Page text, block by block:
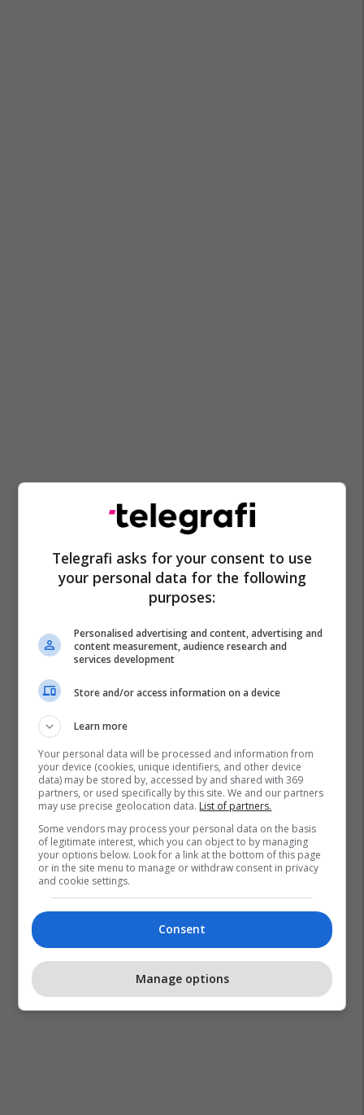
Mitrovica Lokale Spitali I Mitrovicës
Mitrovica
Reparti I Oftalmologjisë
Telegrafi asks for your consent to use
your personal data for the following
purposes:
Personalised advertising and content, advertising and
content measurement, audience research and
services development
Store and/or access information on a device
Learn more
Your personal data will be processed and information from
your device (cookies, unique identifiers, and other device
data) may be stored by, accessed by and shared with 369
partners, or used specifically by this site. We and our partners
may use precise geolocation data. List of partners.
Some vendors may process your personal data on the basis
of legitimate interest, which you can object to by managing
your options below. Look for a link at the bottom of this page
or in the site menu to manage or withdraw consent in privacy
and cookie settings.
Consent
Manage options